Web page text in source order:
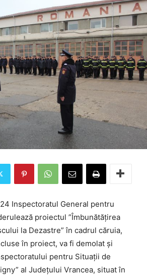
Inspectoratul General pentru
proiectul ”Îmbunătățirea
la Dezastre” în cadrul căruia,
în proiect, va fi demolat și
pentru Situații de
al Județului Vrancea, situat în